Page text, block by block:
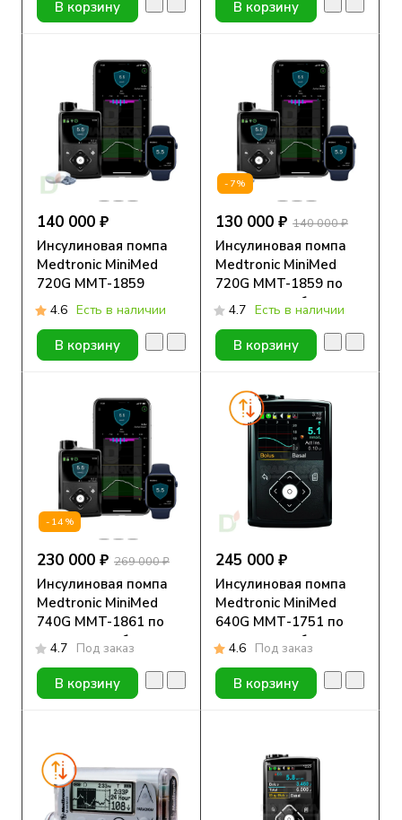
В корзину В корзину
140 000 ₽
Инсулиновая помпа
Medtronic MiniMed
720G MMT-1859
4.6 Есть в наличии
В корзину
-7%
130 000 ₽ 140 000 ₽
Инсулиновая помпа
Medtronic MiniMed
720G MMT-1859 по
программе обмена
4.7 Есть в наличии
В корзину
-14%
230 000 ₽ 269 000 ₽
Инсулиновая помпа
Medtronic MiniMed
740G MMT-1861 по
программе обмена
4.7 Под заказ
В корзину
245 000 ₽
Инсулиновая помпа
Medtronic MiniMed
640G ММТ-1751 по
программе обмена
4.6 Под заказ
В корзину